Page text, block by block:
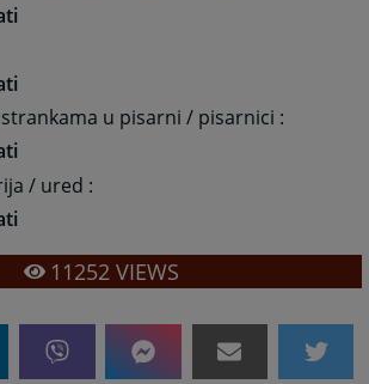
u pisarni / pisarnici :
/ ured :
11252 VIEWS